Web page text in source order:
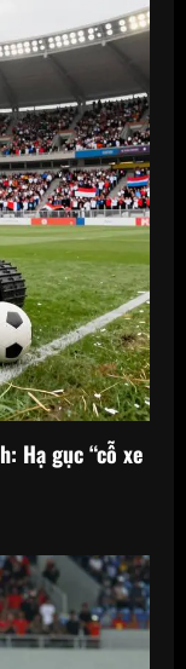
Hạ gục “cỗ xe